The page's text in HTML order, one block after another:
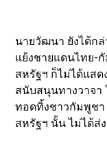
นายวัฒนา ยังได้ก
แย้งชายแดนไทย-
สหรัฐฯ ก็ไม่ได้แส
สนับสนุนทางวาจา
ทอดทิ้งชาวกัมพูชา
สหรัฐฯ นั้น ไม่ได้ส่